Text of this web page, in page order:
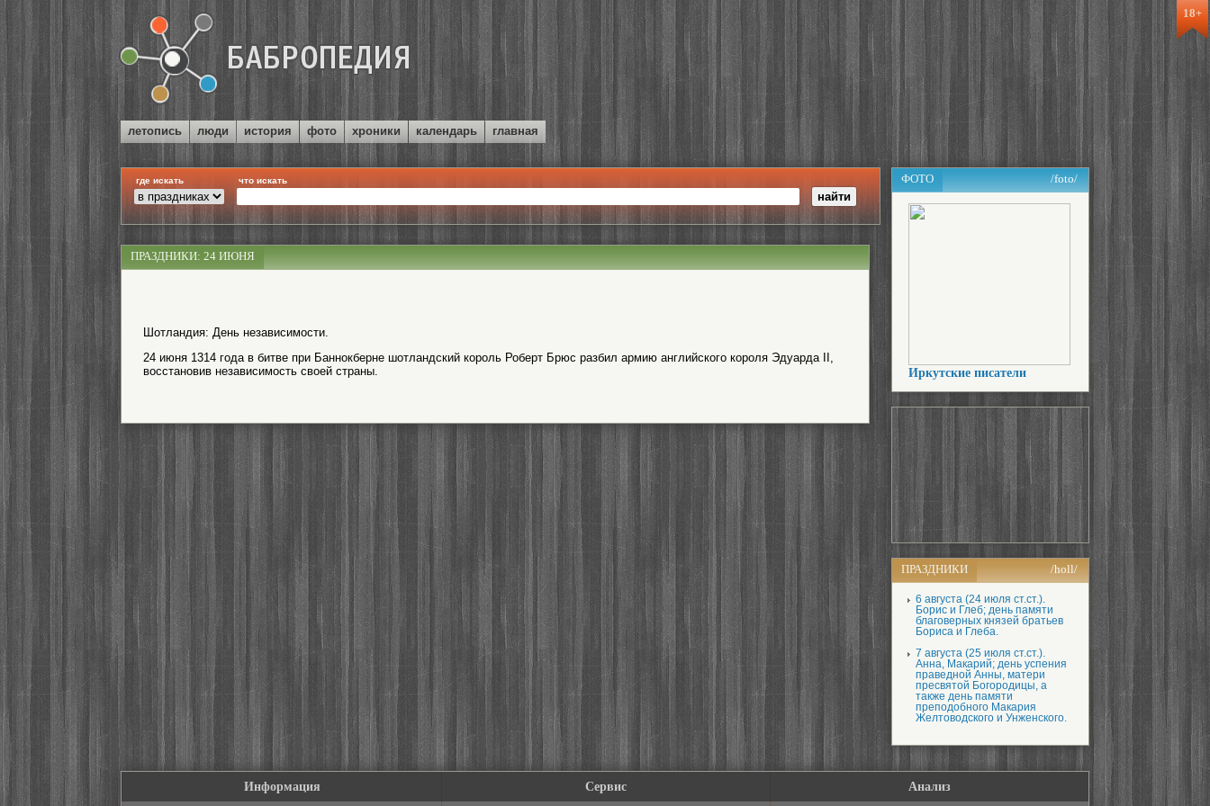
18+
летопись люди история фото хроники календарь главная
где искать что искать ФОТО /foto/
Иркутские писатели
ПРАЗДНИКИ /holl/
6 августа (24 июля ст.ст.).
Борис и Глеб; день памяти
благоверных князей братьев
Бориса и Глеба.
7 августа (25 июля ст.ст.).
Анна, Макарий; день успения
праведной Анны, матери
пресвятой Богородицы, а
также день памяти
преподобного Макария
Желтоводского и Унженского.
ПРАЗДНИКИ: 24 ИЮНЯ
Шотландия: День независимости.
24 июня 1314 года в битве при Баннокберне шотландский король Роберт Брюс разбил армию английского короля Эдуарда II,
восстановив независимость своей страны.
Информация Сервис Анализ